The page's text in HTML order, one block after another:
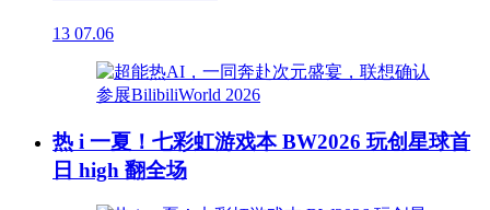
13 07.06
热 i 一夏！七彩虹游戏本 BW2026 玩创星球首
日 high 翻全场